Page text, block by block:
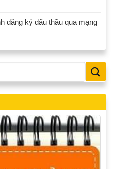
đăng ký đấu thầu qua mạng